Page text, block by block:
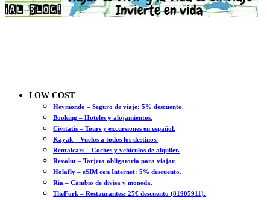
LOW COST
Heymondo – Seguro de viaje: 5% descuento.
Booking – Hoteles y alojamientos.
Civitatis – Tours y excursiones en español.
Kayak – Vuelos a todos los destinos.
Rentalcars – Coches y vehículos de alquiler.
Revolut – Tarjeta obligatoria para viajar.
Holafly – eSIM con Internet: 5% descuento.
Ria – Cambio de divisa y moneda.
TheFork – Restaurantes: 25€ descuento (81905911).